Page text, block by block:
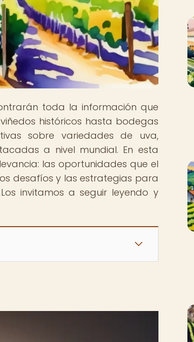
toda la información que
históricos hasta bodegas
sobre variedades de uva,
a nivel mundial. En esta
las oportunidades que el
desafíos y las estrategias para
invitamos a seguir leyendo y